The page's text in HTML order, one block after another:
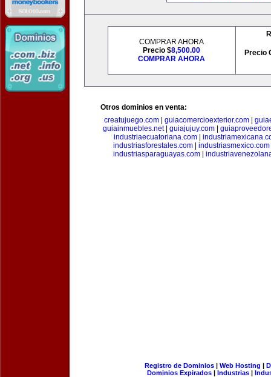
COMPRAR AHORA
Precio $8,500.00
COMPRAR AHORA
Precio
Otros dominios en venta:
creatujuego.com| guiacomercioexterior.com|
guiainmuebles.net| guiajujuy.com|
industriaecuatoriana.com|
industriasforestales.com
industriasmexico.com
industriasparaguayas.com
Registro de Dominios| Web Hosting |
Dominios Expirados | Industrias |